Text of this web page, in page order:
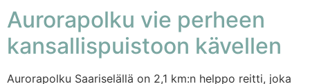
Aurorapolku vie perheen
kansallispuistoon kävellen
Aurorapolku Saariselällä on 2,1 km:n helppo reitti, joka